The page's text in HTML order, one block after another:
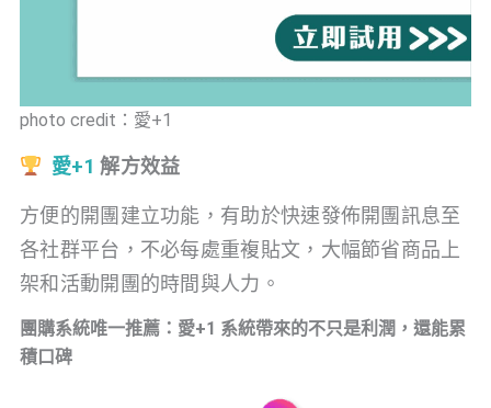
photo credit：愛+1
愛+1 解方效益
方便的開團建立功能，有助於快速發佈開團訊息至
各社群平台，不必每處重複貼文，大幅節省商品上
架和活動開團的時間與人力。
團購系統唯一推薦：愛+1 系統帶來的不只是利潤，還能累
積口碑